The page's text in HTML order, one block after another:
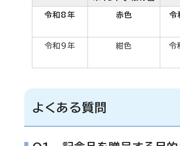
令和8年 赤色 令
令和9年 紺色 令
よくある質問